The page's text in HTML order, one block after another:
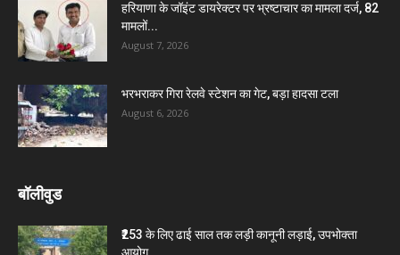
हरियाणा के जॉइंट डायरेक्टर पर भ्रष्टाचार का मामला दर्ज, 82
मामलों...
August 7, 2026
भरभराकर गिरा रेलवे स्टेशन का गेट, बड़ा हादसा टला
August 6, 2026
बॉलीवुड
₹253 के लिए ढाई साल तक लड़ी कानूनी लड़ाई, उपभोक्ता